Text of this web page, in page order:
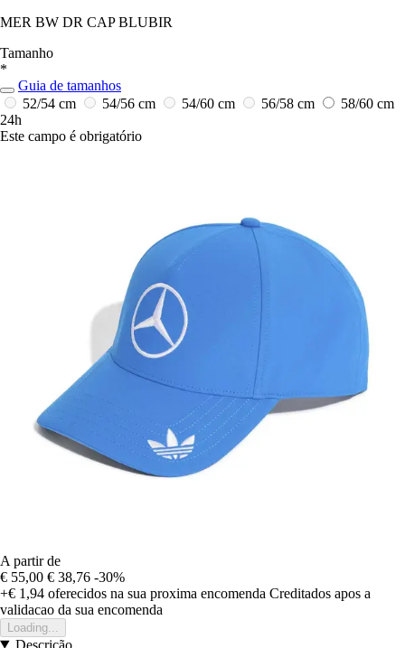
MER BW DR CAP BLUBIR
Tamanho
*
Guia de tamanhos
52/54 cm
54/56 cm 54/60 cm 56/58 cm
58/60 cm
24h
Este campo é obrigatório
A partir de
€ 55,00 € 38,76 -30%
+€ 1,94 oferecidos na sua proxima encomenda Creditados apos a
validacao da sua encomenda
Loading...
Descrição